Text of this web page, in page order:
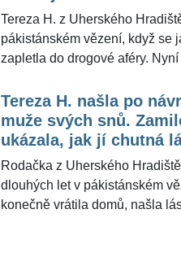
naznačila, po čem touží.
Tereza H. z Uherského
pákistánském vězení, když se
zapletla do drogové aféry.
své dojmy z prvních Vánoc
pro ŽivotvČesku.cz
Tereza H. našla po
muže svých snů.
ukázala, jak jí chutná
Rodačka z Uherského
dlouhých let v pákistánském
konečně vrátila domů, našla